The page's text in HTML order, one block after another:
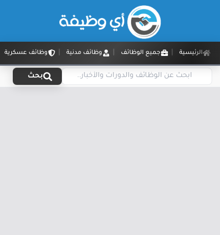
الرئيسية جميع الوظائف وظائف مدنية وظائف عسكرية
بحث